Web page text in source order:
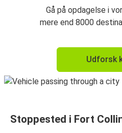
Gå på opdagelse i
mere end 8000
Udforsk
Stoppested i Fort